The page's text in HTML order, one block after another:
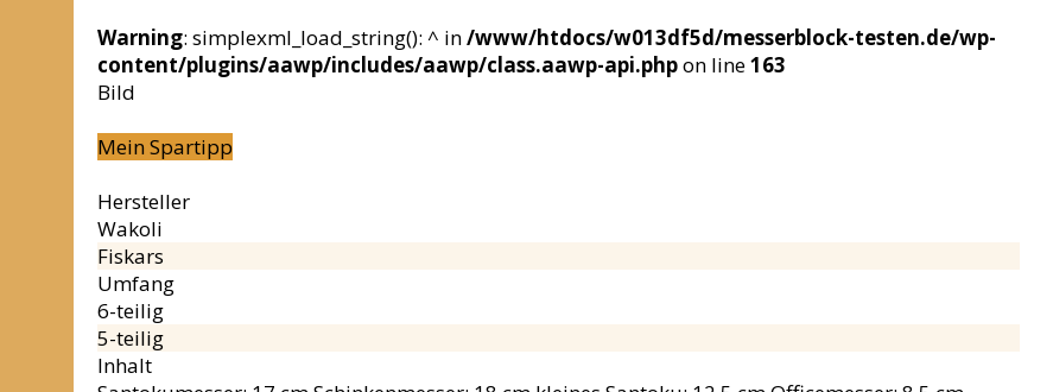
Warning: simplexml_load_string(): ^ in/www/htdocs/w013df5d/messerblock-testen.de/wp-
content/plugins/aawp/includes/aawp/class.aawp-api.phpon line163
Bild
Mein Spartipp
Hersteller
Wakoli
Fiskars
Umfang
6-teilig
5-teilig
Inhalt